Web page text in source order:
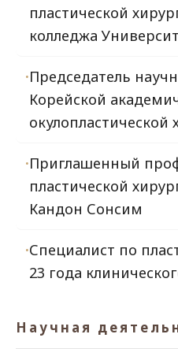
пластической
колледжа
Председатель
Корейской
окулопластической
Приглашенный
пластической
Кандон Сонсим
Специалист по
23 года
Научная